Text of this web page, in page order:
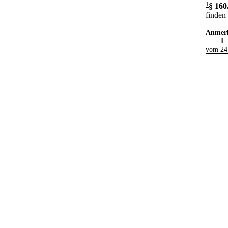
1 § 160
finden
1
vom